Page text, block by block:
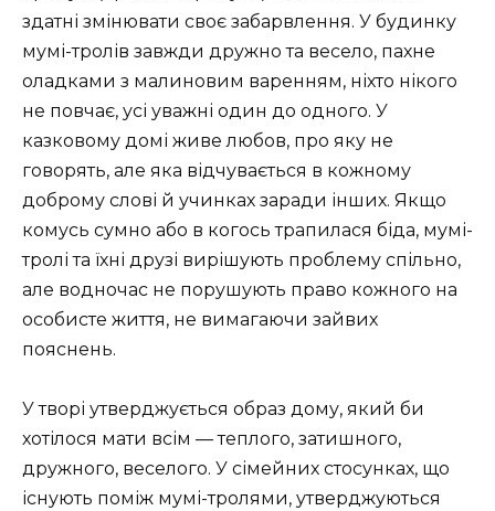
здатні змінювати своє забарвлення. У будинку
мумі-тролів завжди дружно та весело, пахне
оладками з малиновим варенням, ніхто нікого
не повчає, усі уважні один до одного. У
казковому домі живе любов, про яку не
говорять, але яка відчувається в кожному
доброму слові й учинках заради інших. Якщо
комусь сумно або в когось трапилася біда, мумі-
тролі та їхні друзі вирішують проблему спільно,
але водночас не порушують право кожного на
особисте життя, не вимагаючи зайвих
пояснень.
У творі утверджується образ дому, який би
хотілося мати всім — теплого, затишного,
дружного, веселого. У сімейних стосунках, що
існують поміж мумі-тролями, утверджуються